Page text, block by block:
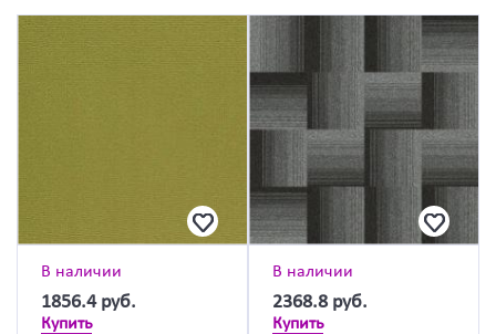
В наличии
1856.4 руб.
Купить
В наличии
2368.8 руб.
Купить